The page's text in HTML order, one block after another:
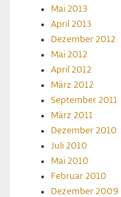
Mai 2013
April 2013
Dezember 2012
Mai 2012
April 2012
März 2012
September 2011
März 2011
Dezember 2010
Juli 2010
Mai 2010
Februar 2010
Dezember 2009